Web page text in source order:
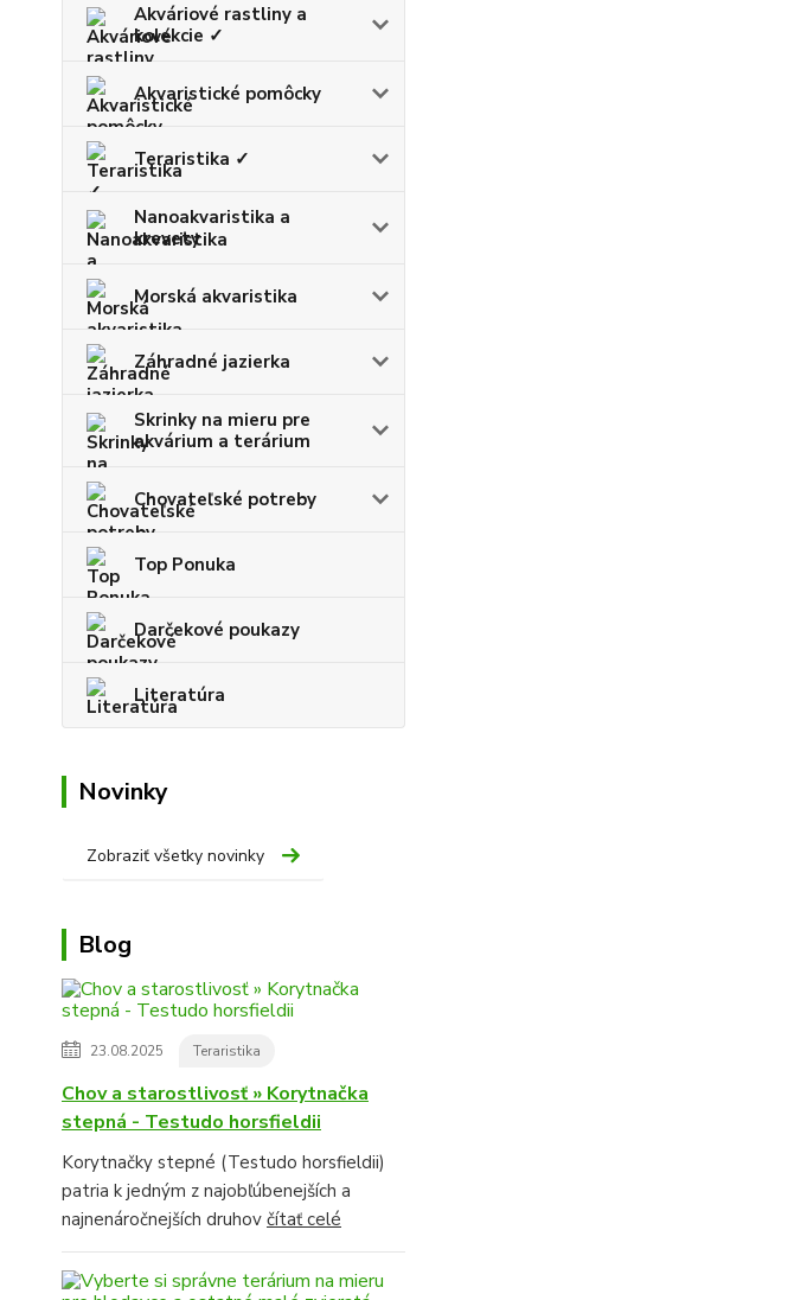
Akváriové rastliny a
kolekcie ✓
Akvaristické pomôcky
Teraristika ✓
Nanoakvaristika a
krevety
Morská akvaristika
Záhradné jazierka
Skrinky na mieru pre
akvárium a terárium
Chovateľské potreby
Top Ponuka
Darčekové poukazy
Literatúra
Novinky
Zobraziť všetky novinky
Blog
23.08.2025 Teraristika
Chov a starostlivosť » Korytnačka
stepná - Testudo horsfieldii
Korytnačky stepné (Testudo horsfieldii)
patria k jedným z najobľúbenejších a
najnenáročnejších druhov čítať celé